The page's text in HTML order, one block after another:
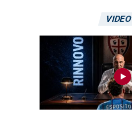
VIDEO